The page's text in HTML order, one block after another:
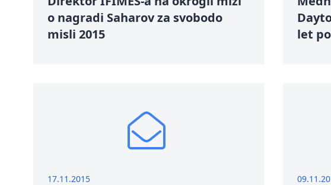
o nagradi Saharov za svobodo
misli 2015
let
17.11.2015